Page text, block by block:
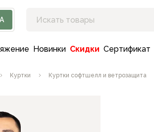
Новинки Скидки Сертификат
Куртки Куртки софтшелл и ветрозащита